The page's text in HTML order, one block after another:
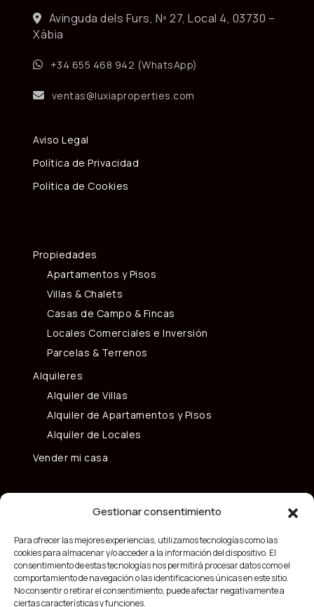
Gestionar consentimiento
Para ofrecer las mejores experiencias, utilizamos tecnologías como las
cookies para almacenar y/o acceder a la información del dispositivo. El
consentimiento de estas tecnologías nos permitirá procesar datos como el
comportamiento de navegación o las identificaciones únicas en este sitio.
No consentir o retirar el consentimiento, puede afectar negativamente a
ciertas características y funciones.
Avinguda dels Furs, Nº 27, Local 4, 03730 –
Xàbia
+34 655 468 942 (WhatsApp)
ventas@luxiaproperties.com
Aviso Legal
Política de Privacidad
Política de Cookies
Propiedades
Apartamentos y Pisos
Villas & Chalets
Casas de Campo & Fincas
Locales Comerciales e Inversión
Parcelas & Terrenos
Alquileres
Alquiler de Villas
Alquiler de Apartamentos y Pisos
Alquiler de Locales
Vender mi casa